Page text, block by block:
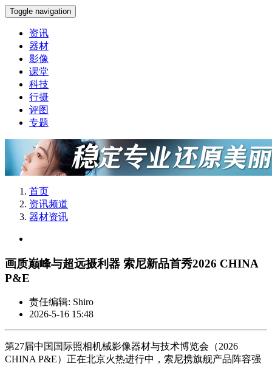
Toggle navigation
资讯
器材
影像
课堂
科技
行摄
评图
专题
首页
资讯频道
器材资讯
画质巅峰与超远摄利器 索尼新品首秀2026 CHINA
P&E
责任编辑: Shiro
2026-5-16 15:48
第27届中国国际照相机械影像器材与技术博览会（2026
CHINA P&E）正在北京火热进行中，索尼携旗舰产品阵容强